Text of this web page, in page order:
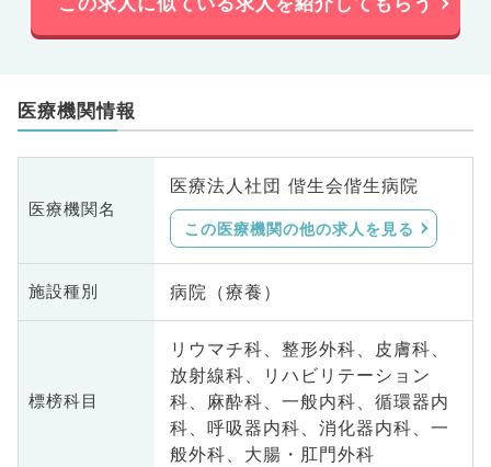
医療機関情報
医療機関名
医療法人社団 偕生会偕生病院
この医療機関の他の求人を見る
施設種別 病院（療養）
標榜科目
リウマチ科、整形外科、皮膚科、
放射線科、リハビリテーション
科、麻酔科、一般内科、循環器内
科、呼吸器内科、消化器内科、一
般外科、大腸・肛門外科